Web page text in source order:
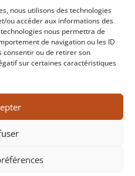
nous utilisons des technologies
ou accéder aux informations des
nous permettra de
de navigation ou les ID
consentir ou de retirer son
sur certaines caractéristiques
Suivant→